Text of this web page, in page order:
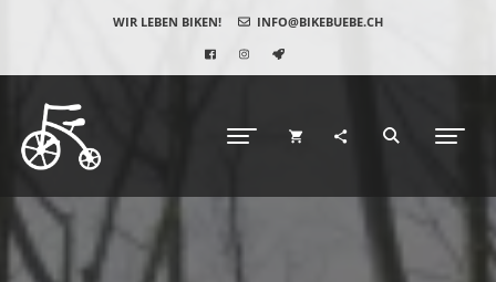
WIR LEBEN BIKEN! INFO@BIKEBUEBE.CH